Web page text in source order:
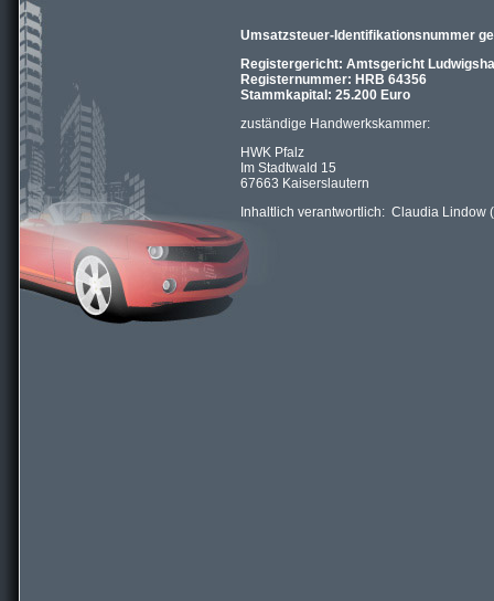
Umsatzsteuer-Identifikationsnummer
Registergericht: Amtsgericht
Registernummer: HRB 64356
Stammkapital: 25.200 Euro
zuständige Handwerkskammer:
HWK Pfalz
Im Stadtwald 15
67663 Kaiserslautern
Inhaltlich verantwortlich: Claudia Lindow